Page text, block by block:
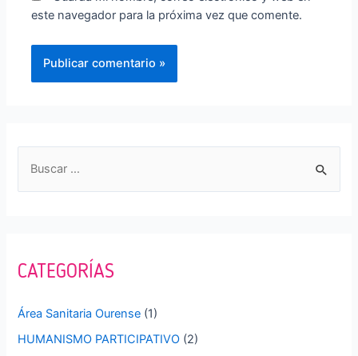
este navegador para la próxima vez que comente.
r
o
r
CATEGORÍAS
Área Sanitaria Ourense (1)
HUMANISMO PARTICIPATIVO (2)